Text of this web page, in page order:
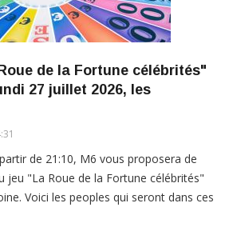
de la Fortune célébrités"
27 juillet 2026, les
de 21:10, M6 vous proposera de
jeu "La Roue de la Fortune célébrités"
Voici les peoples qui seront dans ces